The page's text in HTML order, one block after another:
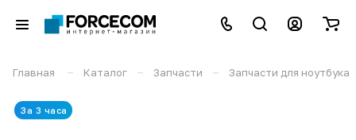
Главная – Каталог – Запчасти – Запчасти для ноутбука
За 3 часа